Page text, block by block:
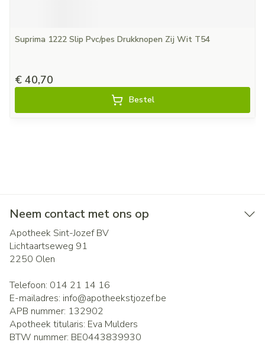
Suprima 1222 Slip Pvc/pes Drukknopen Zij Wit T54
€ 40,70
Bestel
Neem contact met ons op
Apotheek Sint-Jozef BV
Lichtaartseweg 91
2250 Olen
Telefoon: 014 21 14 16
E-mailadres: info@apotheekstjozef.be
APB nummer: 132902
Apotheek titularis: Eva Mulders
BTW nummer: BE0443839930